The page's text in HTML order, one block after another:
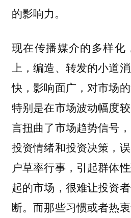
的影响力。
现在传播媒介的多样化
上，编造、转发的小道
快，影响面广，对市场的
特别是在市场波动幅度
言扭曲了市场趋势信号
投资情绪和投资决策，
户草率行事，引起群体
起的市场，很难让投资
断。而那些习惯或者热衷